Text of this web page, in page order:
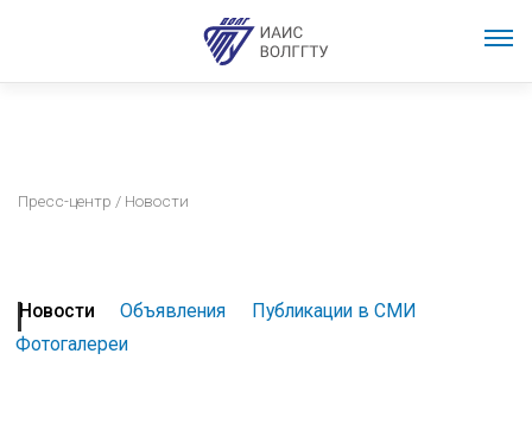
Пресс-центр / Новости
Новости Объявления
Публикации в СМИ
Фотогалереи